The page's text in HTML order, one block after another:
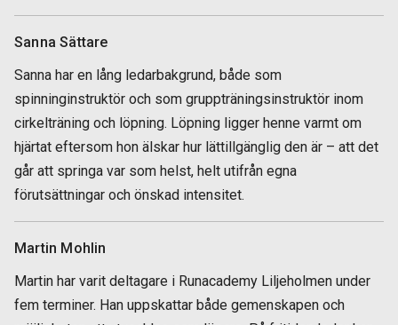
Sanna Sättare
Sanna har en lång ledarbakgrund, både som
spinninginstruktör och som gruppträningsinstruktör inom
cirkelträning och löpning. Löpning ligger henne varmt om
hjärtat eftersom hon älskar hur lättillgänglig den är – att det
går att springa var som helst, helt utifrån egna
förutsättningar och önskad intensitet.
Martin Mohlin
Martin har varit deltagare i Runacademy Liljeholmen under
fem terminer. Han uppskattar både gemenskapen och